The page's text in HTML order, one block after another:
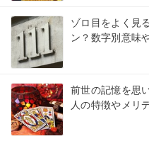
ゾロ目をよく見
ン？数字別意味
前世の記憶を思
人の特徴やメリ